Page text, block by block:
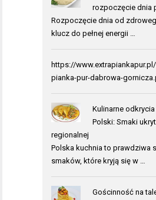
rozpoczęcie dnia
Rozpoczęcie dnia od
klucz do pełnej energii …
https://
pianka-pur-dabrowa-
Kulinarne
Polski: Smaki
regionalnej
Polska kuchnia to prawdziwa
smaków, które kryją się w …
Gościnność na